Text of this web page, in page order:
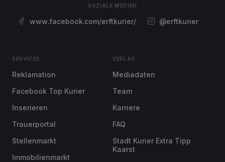
SOZIALE MEDIEN
www.facebook.com/erftkurier/ @erftkurier
SERVICES
Reklamation
Facebook Top Kurier
Inserieren
Trauerportal
Stellenmarkt
Immobilienmarkt
VERLAG
Mediadaten
Team
Karriere
FAQ
Stadt Kurier Extra Tipp
Kaarst